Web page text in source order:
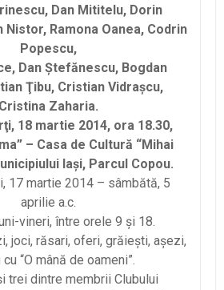
Dan Mititelu, Dorin
Nistor, Ramona Oanea, Codrin
Popescu,
Dan Ştefănescu, Bogdan
Ţibu, Cristian Vidraşcu,
Cristina Zaharia.
18 martie 2014, ora 18.30,
– Casa de Cultură “Mihai
Iaşi, Parcul Copou.
17 martie 2014 – sâmbătă, 5
aprilie a.c.
vineri, între orele 9 şi 18.
joci, răsari, oferi, grăieşti, aşezi,
“O mână de oameni”.
trei dintre membrii Clubului